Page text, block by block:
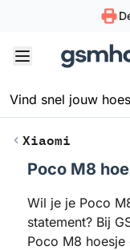
Xiaomi
Doorgaan naar
Poco M8
Wil je je Poco
statement? Bij
Poco M8 hoesje